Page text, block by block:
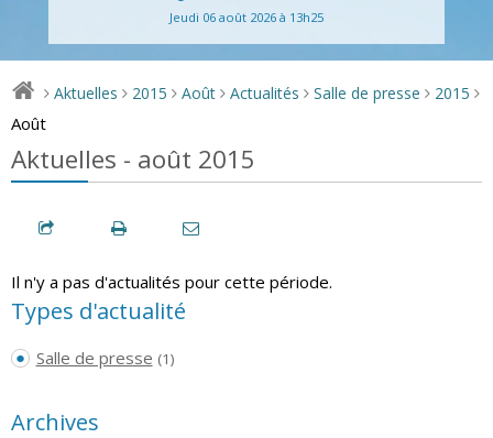
Jeudi 06 août 2026 à 13h25
> Aktuelles > 2015 > Août > Actualités > Salle de presse > 2015 >
Août
Aktuelles - août 2015
Il n'y a pas d'actualités pour cette période.
Types d'actualité
Salle de presse (1)
Archives